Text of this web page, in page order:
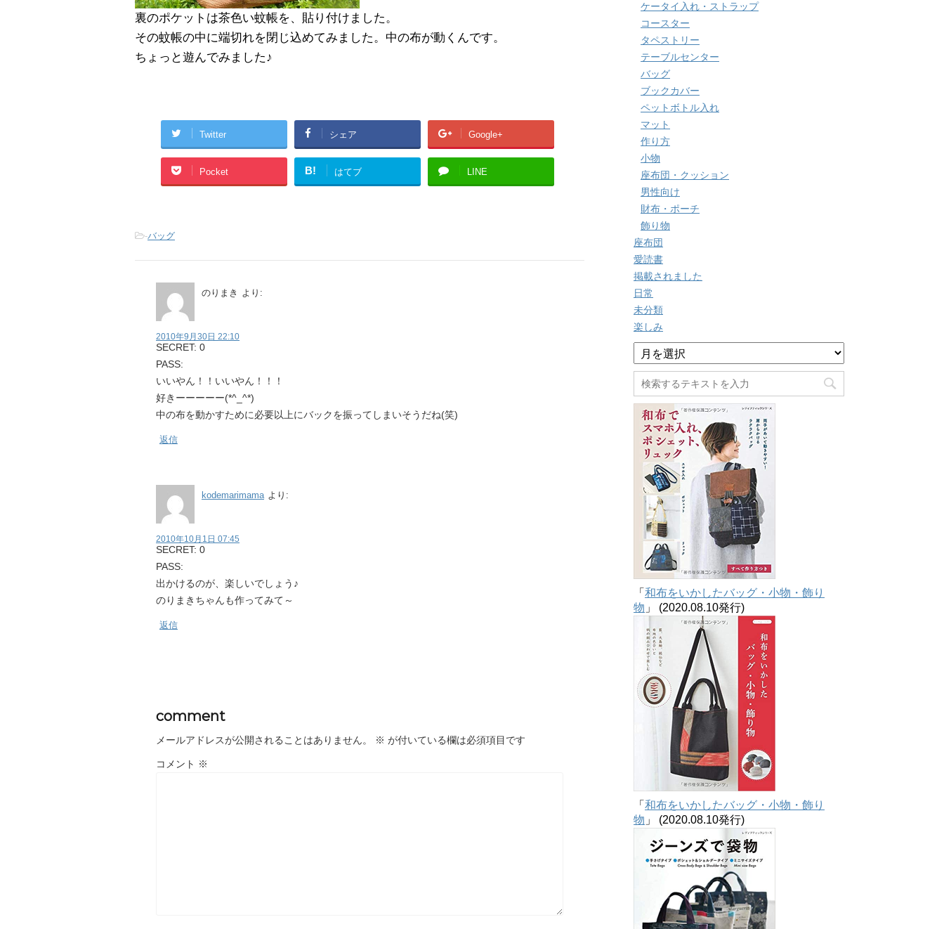
裏のポケットは茶色い蚊帳を、貼り付けました。
その蚊帳の中に端切れを閉じ込めてみました。中の布が動くんです。
ちょっと遊んでみました♪
Twitter シェア Google+
Pocket B! はてブ LINE
-バッグ
のりまき より:
2010年9月30日 22:10
SECRET: 0
PASS:
いいやん！！いいやん！！！
好きーーーーー(*^_^*)
中の布を動かすために必要以上にバックを振ってしまいそうだね(笑)
返信
kodemarimama より:
2010年10月1日 07:45
SECRET: 0
PASS:
出かけるのが、楽しいでしょう♪
のりまきちゃんも作ってみて～
返信
comment
メールアドレスが公開されることはありません。 ※ が付いている欄は必須項目です
コメント ※
ケータイ入れ・ストラップ
コースター
タペストリー
テーブルセンター
バッグ
ブックカバー
ペットボトル入れ
マット
作り方
小物
座布団・クッション
男性向け
財布・ポーチ
飾り物
座布団
愛読書
掲載されました
日常
未分類
楽しみ
ア
ー
カ
イ
ブ
「 和布をいかしたバッグ・小物・飾り
物 」 (2020.08.10発行)
「 和布をいかしたバッグ・小物・飾り
物 」 (2020.08.10発行)